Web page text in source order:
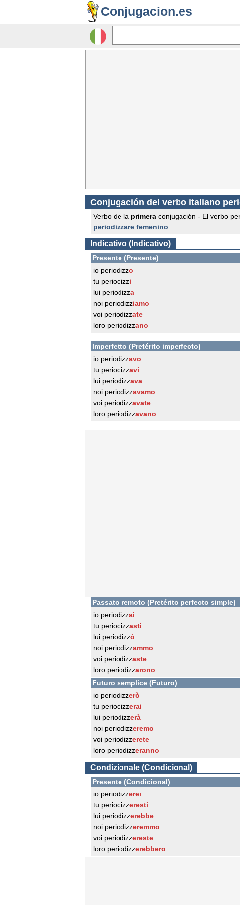
Conjugacion.es
Conjugación del verbo italiano
Verbo de la primera conjugación - El verbo
periodizzare femenino
Indicativo (Indicativo)
Presente (Presente)
io periodizzo
tu periodizzi
lui periodizza
noi periodizziamo
voi periodizzate
loro periodizzano
Imperfetto (Pretérito imperfecto)
io periodizzavo
tu periodizzavi
lui periodizzava
noi periodizzavamo
voi periodizzavate
loro periodizzavano
Passato remoto (Pretérito perfecto simple)
io periodizzai
tu periodizzasti
lui periodizzò
noi periodizzammo
voi periodizzaste
loro periodizzarono
Futuro semplice (Futuro)
io periodizzerò
tu periodizzerai
lui periodizzerà
noi periodizzeremo
voi periodizzerete
loro periodizzeranno
Condizionale (Condicional)
Presente (Condicional)
io periodizzerei
tu periodizzeresti
lui periodizzerebbe
noi periodizzeremmo
voi periodizzereste
loro periodizzerebbero